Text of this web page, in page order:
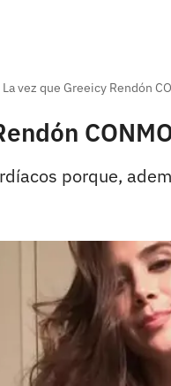
La vez que Greeicy Rendón
porque,